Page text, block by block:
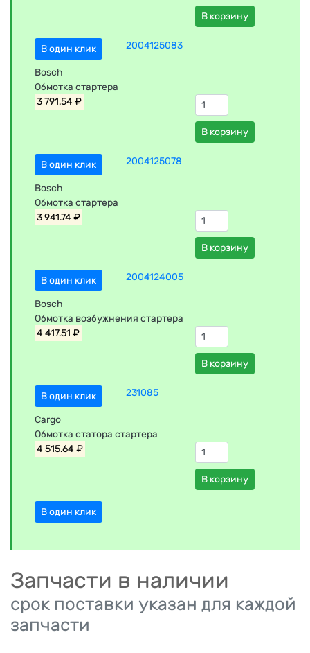
В корзину
В один клик 2004125083
Bosch
Обмотка стартера
3 791.54 ₽
В корзину
В один клик 2004125078
Bosch
Обмотка стартера
3 941.74 ₽
В корзину
В один клик 2004124005
Bosch
Обмотка возбужнения стартера
4 417.51 ₽
В корзину
В один клик 231085
Cargo
Обмотка статора стартера
4 515.64 ₽
В корзину
В один клик
Запчасти в наличии
срок поставки указан для каждой
запчасти